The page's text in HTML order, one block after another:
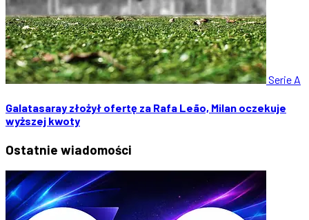
Serie A
Galatasaray złożył ofertę za Rafa Leão, Milan oczekuje
wyższej kwoty
Ostatnie wiadomości